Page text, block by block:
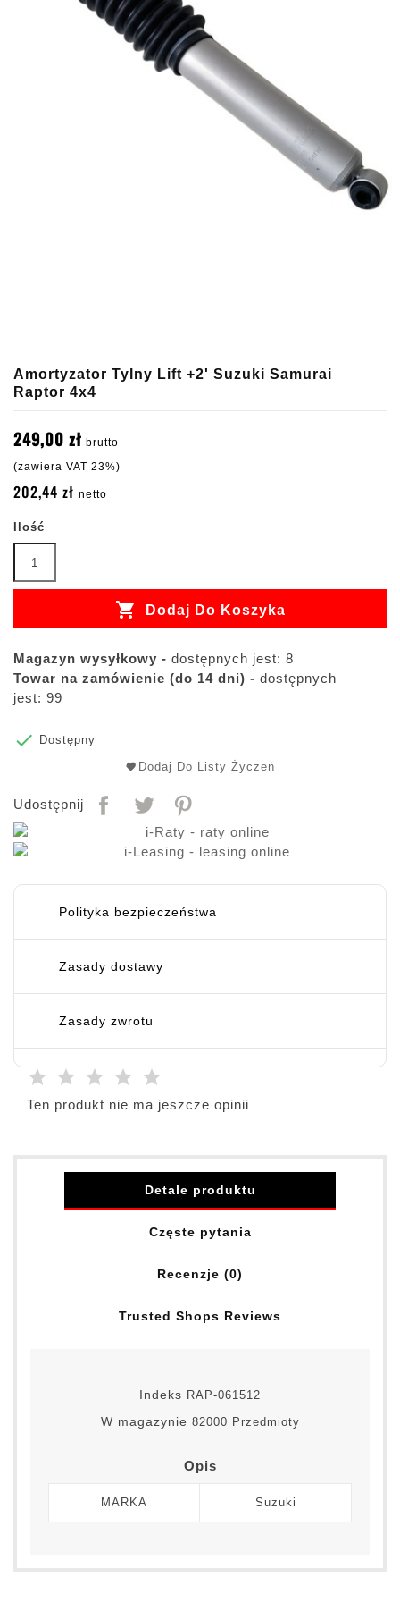
Amortyzator Tylny Lift +2' Suzuki Samurai
Raptor 4x4
249,00 zł brutto
(zawiera VAT 23%)
202,44 zł netto
Ilość
 Dodaj Do Koszyka
Magazyn wysyłkowy - dostępnych jest: 8
Towar na zamówienie (do 14 dni) - dostępnych
jest: 99

Dostępny
Dodaj Do Listy Życzeń
Udostępnij
Polityka bezpieczeństwa
Zasady dostawy
Zasady zwrotu
Ten produkt nie ma jeszcze opinii
Detale produktu
Częste pytania
Recenzje (0)
Trusted Shops Reviews
Indeks RAP-061512
W magazynie 82000 Przedmioty
Opis
MARKA Suzuki